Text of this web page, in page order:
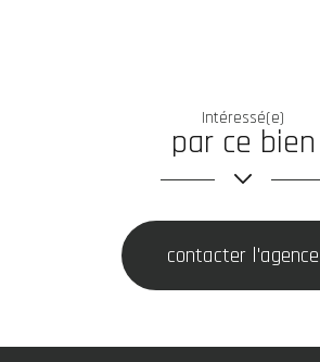
Intéressé(e)
par ce bien
contacter l'agence